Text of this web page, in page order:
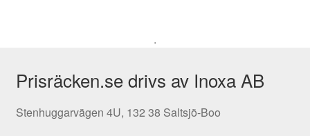
.
Prisräcken.se drivs av Inoxa AB
Stenhuggarvägen 4U, 132 38 Saltsjö-Boo